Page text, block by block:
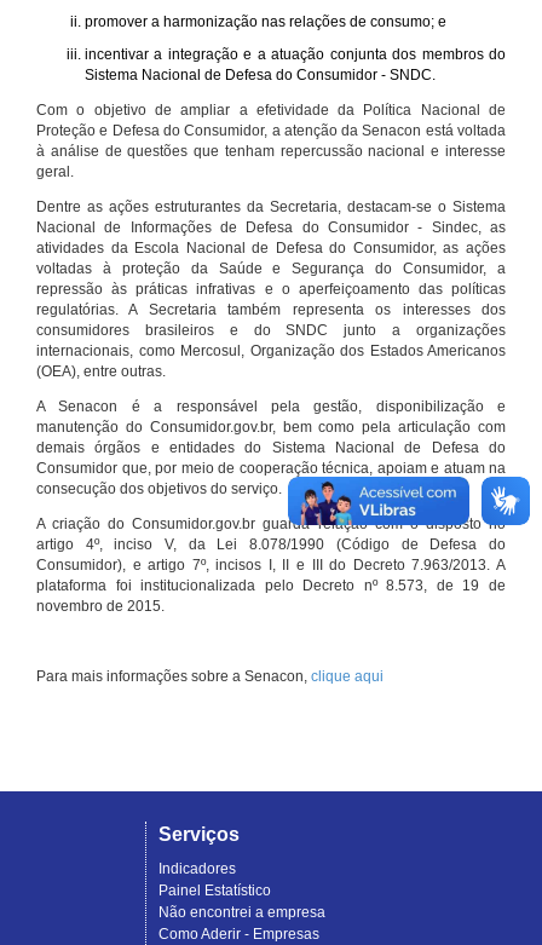
promover a harmonização nas relações de consumo; e
incentivar a integração e a atuação conjunta dos membros do
Sistema Nacional de Defesa do Consumidor - SNDC.
Com o objetivo de ampliar a efetividade da Política Nacional de
Proteção e Defesa do Consumidor, a atenção da Senacon está voltada
à análise de questões que tenham repercussão nacional e interesse
geral.
Dentre as ações estruturantes da Secretaria, destacam-se o Sistema
Nacional de Informações de Defesa do Consumidor - Sindec, as
atividades da Escola Nacional de Defesa do Consumidor, as ações
voltadas à proteção da Saúde e Segurança do Consumidor, a
repressão às práticas infrativas e o aperfeiçoamento das políticas
regulatórias. A Secretaria também representa os interesses dos
consumidores brasileiros e do SNDC junto a organizações
internacionais, como Mercosul, Organização dos Estados Americanos
(OEA), entre outras.
A Senacon é a responsável pela gestão, disponibilização e
manutenção do Consumidor.gov.br, bem como pela articulação com
demais órgãos e entidades do Sistema Nacional de Defesa do
Consumidor que, por meio de cooperação técnica, apoiam e atuam na
consecução dos objetivos do serviço.
A criação do Consumidor.gov.br guarda relação com o disposto no
artigo 4º, inciso V, da Lei 8.078/1990 (Código de Defesa do
Consumidor), e artigo 7º, incisos I, II e III do Decreto 7.963/2013. A
plataforma foi institucionalizada pelo Decreto nº 8.573, de 19 de
novembro de 2015.
Para mais informações sobre a Senacon, clique aqui
Serviços
Indicadores
Painel Estatístico
Não encontrei a empresa
Como Aderir - Empresas